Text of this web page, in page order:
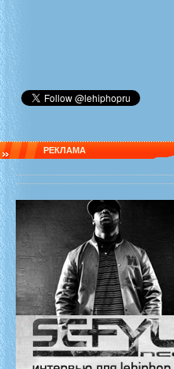
РЕКЛАМА